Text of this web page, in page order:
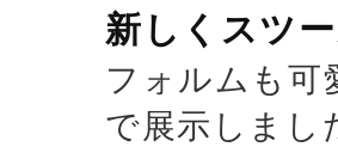
新しくスツ
フォルムも
で展示しまし